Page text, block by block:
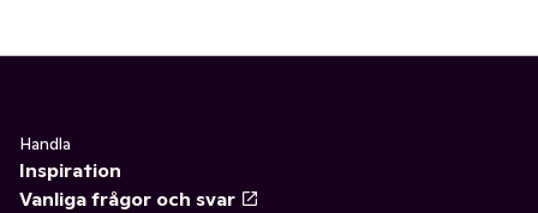
Handla
Inspiration
Vanliga frågor och svar